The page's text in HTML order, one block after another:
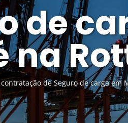
de
na
de Seguro de carga em